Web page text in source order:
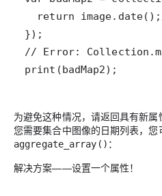
print(badMap2);
为避免这种情况，请返回具有新
您需要集合中图像的日期列表，您
aggregate_array() ：
解决方案——设置一个属性！